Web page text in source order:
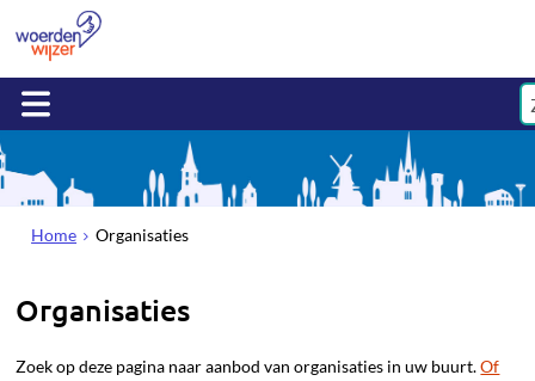
Home Organisaties
Organisaties
Zoek op deze pagina naar aanbod van organisaties in uw buurt.Of